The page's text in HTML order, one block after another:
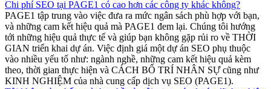
Chi phí SEO tại PAGE1 có cao hơn các công ty khác không?
PAGE1 tập trung vào việc đưa ra mức ngân sách phù hợp với bạn,
và những cam kết hiệu quả mà PAGE1 đem lại. Chúng tôi hướng
tới những hiệu quả thực tế và giúp bạn không gặp rủi ro về THỜI
GIAN triển khai dự án. Việc định giá một dự án SEO phụ thuộc
vào nhiều yếu tố như: ngành nghề, những cam kết hiệu quả kèm
theo, thời gian thực hiện và CÁCH BỐ TRÍ NHÂN SỰ cũng như
KINH NGHIỆM của nhà cung cấp dịch vụ SEO (PAGE1).